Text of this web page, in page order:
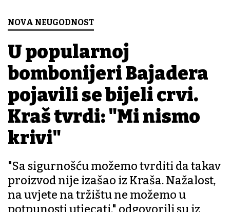
NOVA NEUGODNOST
U popularnoj
bombonijeri Bajadera
pojavili se bijeli crvi.
Kraš tvrdi: "Mi nismo
krivi"
"Sa sigurnošću možemo tvrditi da takav
proizvod nije izašao iz Kraša. Nažalost,
na uvjete na tržištu ne možemo u